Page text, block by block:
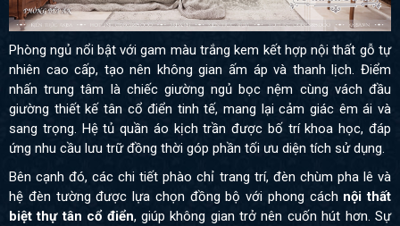
Phòng ngủ nổi bật với gam màu trắng kem kết hợp nội thất gỗ tự
nhiên cao cấp, tạo nên không gian ấm áp và thanh lịch. Điểm
nhấn trung tâm là chiếc giường ngủ bọc nệm cùng vách đầu
giường thiết kế tân cổ điển tinh tế, mang lại cảm giác êm ái và
sang trọng. Hệ tủ quần áo kịch trần được bố trí khoa học, đáp
ứng nhu cầu lưu trữ đồng thời góp phần tối ưu diện tích sử dụng.
Bên cạnh đó, các chi tiết phào chỉ trang trí, đèn chùm pha lê và
hệ đèn tường được lựa chọn đồng bộ với phong cách nội thất
biệt thự tân cổ điển, giúp không gian trở nên cuốn hút hơn. Sự